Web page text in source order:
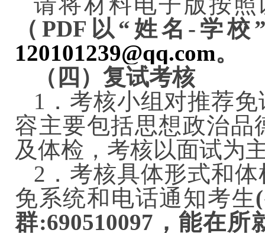
（PDF以“姓名-学
120101239@qq.com。
（四）复试考核
1．考核小组对推荐
容主要包括思想政治品
及体检，考核以面试
2．考核具体形式和
免系统和电话通知考生
群:690510097，能在